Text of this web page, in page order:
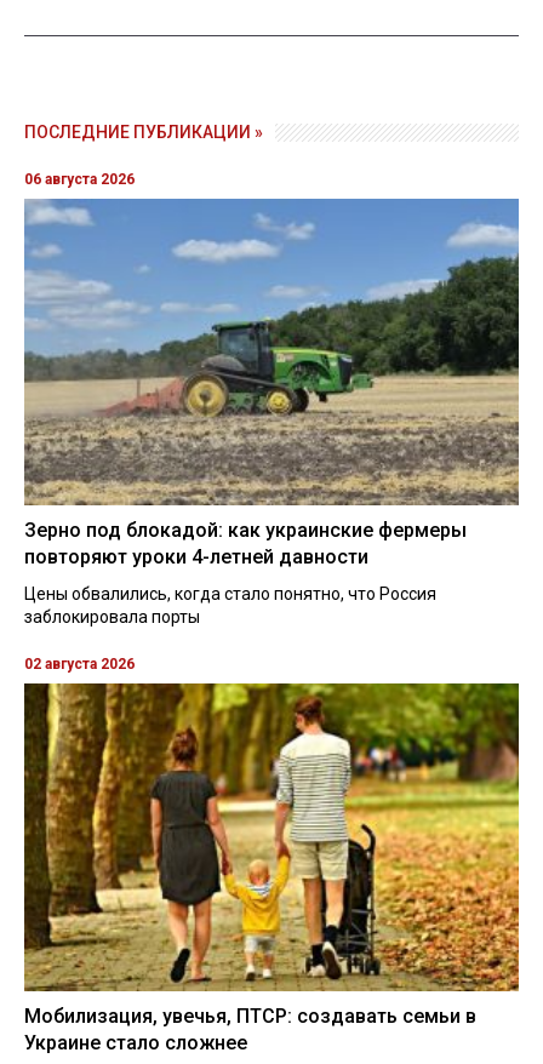
ПОСЛЕДНИЕ ПУБЛИКАЦИИ »
06 августа 2026
Зерно под блокадой: как украинские фермеры
повторяют уроки 4-летней давности
Цены обвалились, когда стало понятно, что Россия
заблокировала порты
02 августа 2026
Мобилизация, увечья, ПТСР: создавать семьи в
Украине стало сложнее